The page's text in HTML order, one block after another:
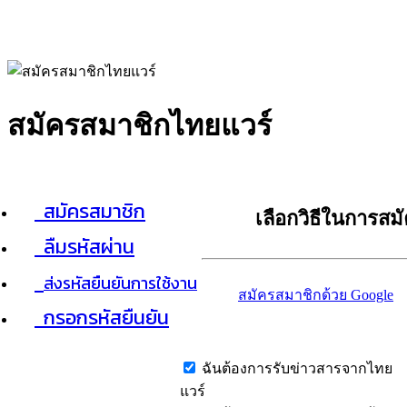
สมัครสมาชิกไทยแวร์
สมัครสมาชิก
ลืมรหัสผ่าน
ส่งรหัสยืนยันการใช้งาน
กรอกรหัสยืนยัน
เลือกวิธีในการส
สมัครสมาชิกด้วย Google
ฉันต้องการรับข่าวสารจากไทย
แวร์